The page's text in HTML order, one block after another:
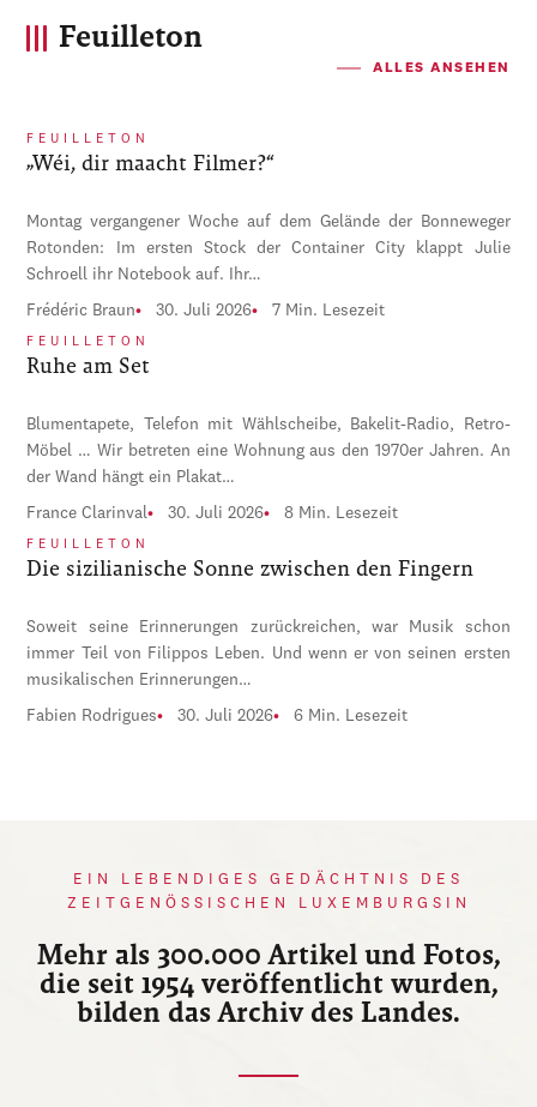
Feuilleton
ALLES ANSEHEN
FEUILLETON
„Wéi, dir maacht Filmer?“
Montag vergangener Woche auf dem Gelände der Bonneweger
Rotonden: Im ersten Stock der Container City klappt Julie
Schroell ihr Notebook auf. Ihr…
Frédéric Braun 30. Juli 2026 7 Min. Lesezeit
FEUILLETON
Ruhe am Set
Blumentapete, Telefon mit Wählscheibe, Bakelit-Radio, Retro-
Möbel … Wir betreten eine Wohnung aus den 1970er Jahren. An
der Wand hängt ein Plakat…
France Clarinval 30. Juli 2026 8 Min. Lesezeit
FEUILLETON
Die sizilianische Sonne zwischen den Fingern
Soweit seine Erinnerungen zurückreichen, war Musik schon
immer Teil von Filippos Leben. Und wenn er von seinen ersten
musikalischen Erinnerungen…
Fabien Rodrigues 30. Juli 2026 6 Min. Lesezeit
EIN LEBENDIGES GEDÄCHTNIS DES
ZEITGENÖSSISCHEN LUXEMBURGSIN
Mehr als 300.000 Artikel und Fotos,
die seit 1954 veröffentlicht wurden,
bilden das Archiv des Landes.